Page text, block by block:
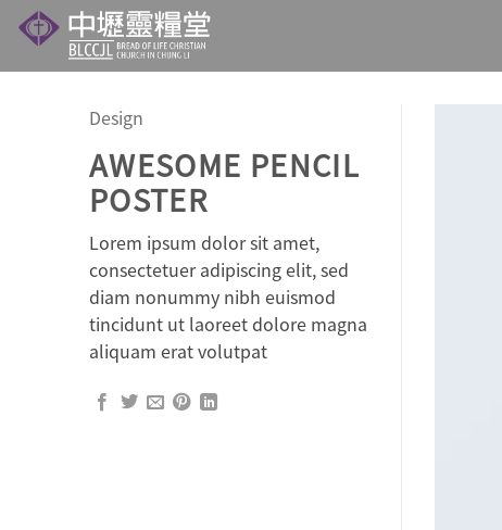
Skip
content
Design
AWESOME PENCIL
POSTER
Lorem ipsum dolor sit amet,
consectetuer adipiscing elit, sed
diam nonummy nibh euismod
tincidunt ut laoreet dolore magna
aliquam erat volutpat